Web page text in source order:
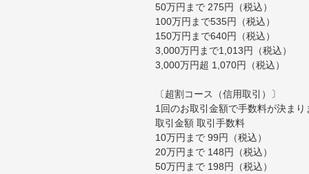
50万円まで 275円（税込）
100万円まで535円（税込）
150万円まで640円（税込）
3,000万円まで1,013円（税込）
3,000万円超 1,070円（税込）
〔超割コース（信用取引）〕
1回のお取引金額で手数料が決まり
取引金額 取引手数料
10万円まで 99円（税込）
20万円まで 148円（税込）
50万円まで 198円（税込）